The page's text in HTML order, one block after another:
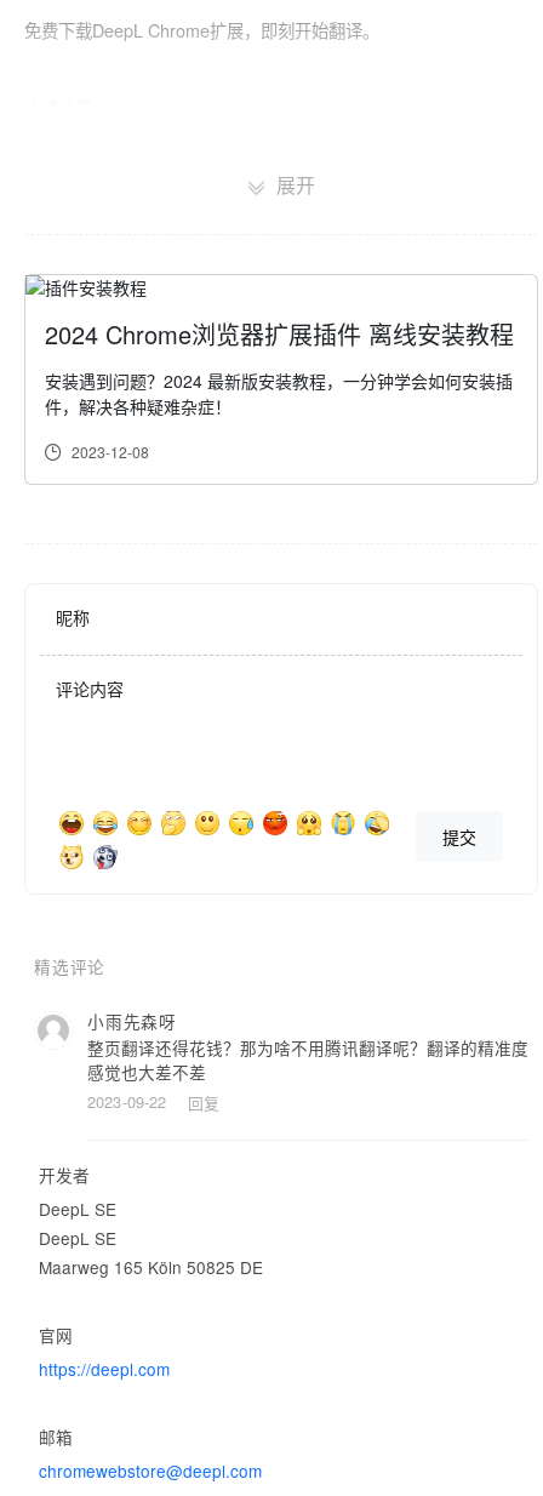
免费下载DeepL Chrome扩展，即刻开始翻译。
器，你便可以用你选择的语言在原始语境中查看你正在浏览的内容。
无论你是在写社交媒体帖子、聊天信息还是电子邮件，你都可以在输
入文本后立即进行翻译。这意味着当你需要使用另一种语言时，你无
需复制、粘贴、重新输入或离开Chrome浏览器。
全页翻译
DeepL Pro登录
DeepL Pro用户可以在扩展程序中登录账户。
使用简单的快捷方式使翻译更快捷。你可以在设置中设置自定义快捷
方式。
你可以放心的是，无论在使用任何网站或应用程序时，你都会得到高
科技巨头公司的翻译结果准确三倍。
受到数百万用户的喜爱
27门语言供选择
https://support.deepl.com/hc/zh/articles/4407573562386-
Languages-in-the-browser-extension。
展开
2024 Chrome浏览器扩展插件 离线安装教程
安装遇到问题？2024 最新版安装教程，一分钟学会如何安装插
件，解决各种疑难杂症！
2023-12-08
昵称
评论内容
提交
精选评论
小雨先森呀
整页翻译还得花钱？那为啥不用腾讯翻译呢？翻译的精准度
感觉也大差不差
2023-09-22 回复
开发者
DeepL SE
DeepL SE
Maarweg 165 Köln 50825 DE
官网
https://deepl.com
邮箱
chromewebstore@deepl.com